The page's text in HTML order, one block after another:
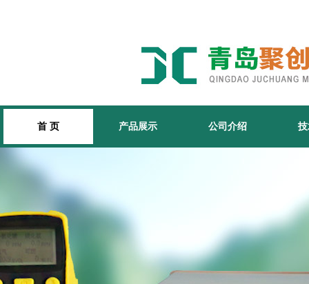
首 页 产品展示 公司介绍